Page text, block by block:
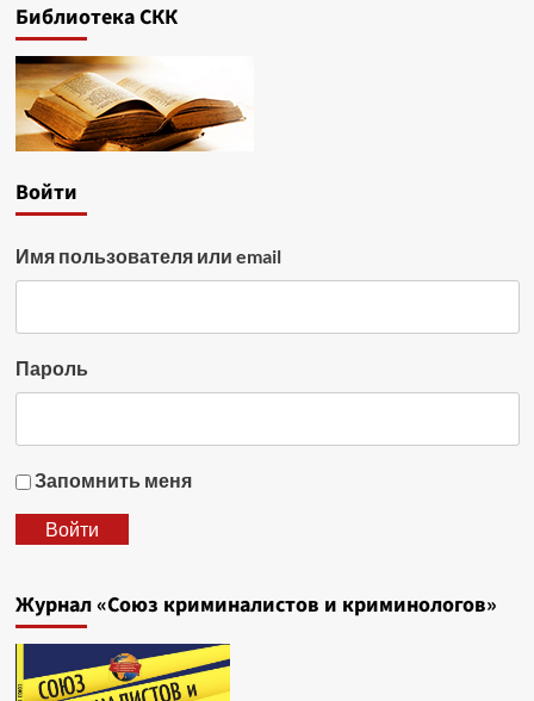
Библиотека СКК
Войти
Имя пользователя или email
Пароль
Запомнить меня
Войти
Журнал «Союз криминалистов и криминологов»